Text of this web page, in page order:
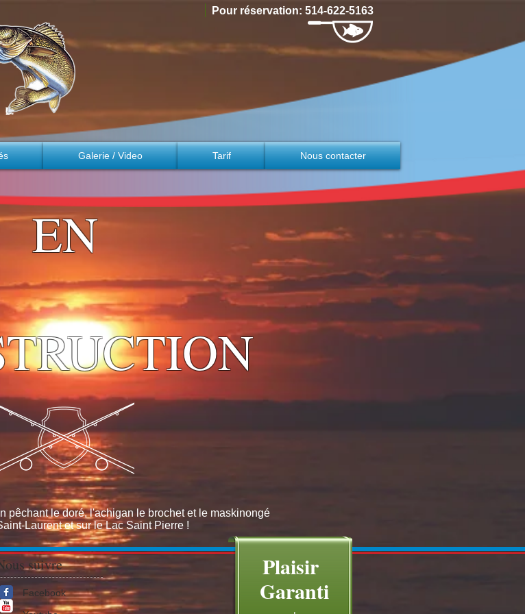
Pour réservation: 514-622-5163
Galerie / Video Tarif Nous contacter
EN
pêchant le doré, l'achigan le brochet et le maskinongé
Laurent et sur le Lac Saint Pierre !
suivre
Facebook
Plaisir
Garanti